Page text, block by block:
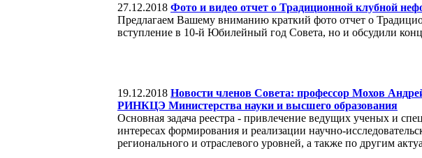
27.12.2018 Фото и видео отчет о Традиционной клубной
Предлагаем Вашему вниманию краткий фото отчет о
вступление в 10-й Юбилейный год Совета, но и обсудили
19.12.2018 Новости членов Совета: профессор Мохов
РИНКЦЭ Министерства науки и высшего образования
Основная задача реестра - привлечение ведущих ученых и
интересах формирования и реализации научно-
регионального и отраслевого уровней, а также по другим